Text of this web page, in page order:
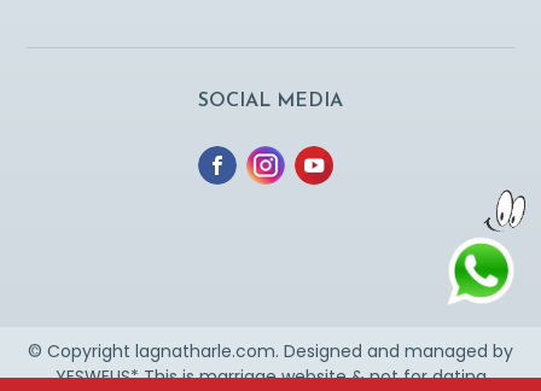
SOCIAL MEDIA
© Copyright lagnatharle.com. Designed and managed by
YESWEUS* This is marriage website & not for dating